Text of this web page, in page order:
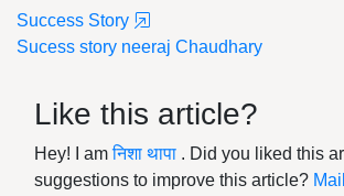
Success Story
Sucess story neeraj Chaudhary
Like this article?
Hey! I amनिशा थापा . Did you liked this
suggestions to improve this article? Mail